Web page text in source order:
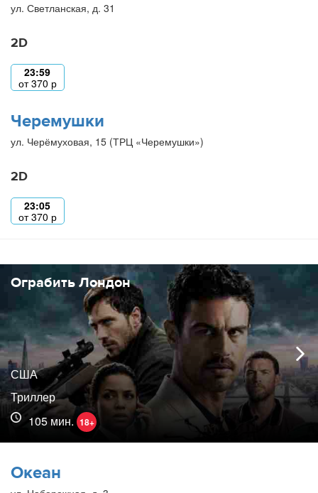
ул. Светланская, д. 31
2D
23:59
от370 р
Черемушки
ул. Черёмуховая, 15 (ТРЦ «Черемушки»)
2D
23:05
от370 р
Ограбить Лондон
США
Триллер
105 мин. 18+
Океан